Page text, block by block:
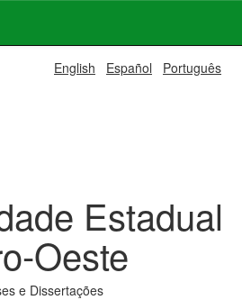
English Español Português
Estadual
Oeste
e Dissertações